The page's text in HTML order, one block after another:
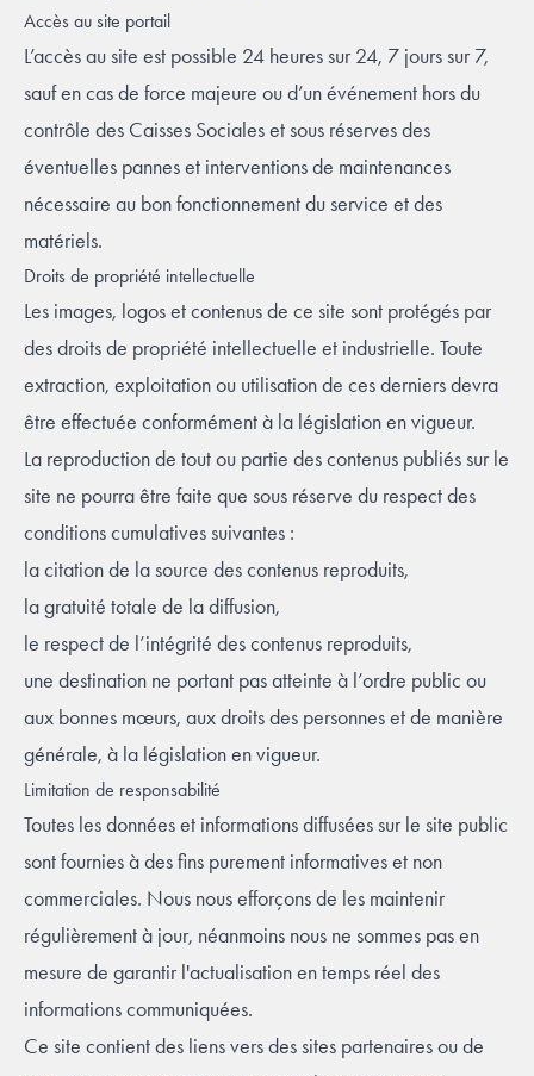
Accès au site portail
L’accès au site est possible 24 heures sur 24, 7 jours sur 7,
sauf en cas de force majeure ou d’un événement hors du
contrôle des Caisses Sociales et sous réserves des
éventuelles pannes et interventions de maintenances
nécessaire au bon fonctionnement du service et des
matériels.
Droits de propriété intellectuelle
Les images, logos et contenus de ce site sont protégés par
des droits de propriété intellectuelle et industrielle. Toute
extraction, exploitation ou utilisation de ces derniers devra
être effectuée conformément à la législation en vigueur.
La reproduction de tout ou partie des contenus publiés sur le
site ne pourra être faite que sous réserve du respect des
conditions cumulatives suivantes :
la citation de la source des contenus reproduits,
la gratuité totale de la diffusion,
le respect de l’intégrité des contenus reproduits,
une destination ne portant pas atteinte à l’ordre public ou
aux bonnes mœurs, aux droits des personnes et de manière
générale, à la législation en vigueur.
Limitation de responsabilité
Toutes les données et informations diffusées sur le site public
sont fournies à des fins purement informatives et non
commerciales. Nous nous efforçons de les maintenir
régulièrement à jour, néanmoins nous ne sommes pas en
mesure de garantir l'actualisation en temps réel des
informations communiquées.
Ce site contient des liens vers des sites partenaires ou de